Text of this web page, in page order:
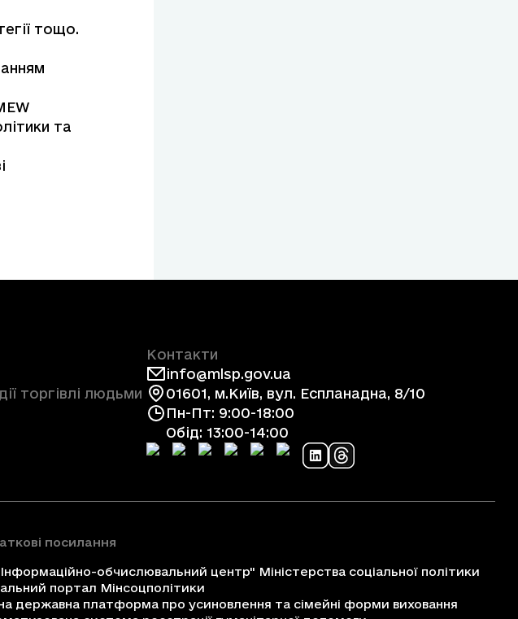
тощо.
та
торгівлі людьми
Контакти
info@mlsp.gov.ua
01601, м.Київ, вул. Еспланадна, 8/10
Пн-Пт: 9:00-18:00
Обід: 13:00-14:00
посилання
обчислювальний центр" Міністерства соціальної політики
портал Мінсоцполітики
державна платформа про усиновлення та сімейні форми виховання